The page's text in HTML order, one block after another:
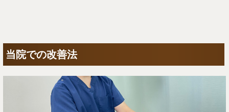
当院での改善法